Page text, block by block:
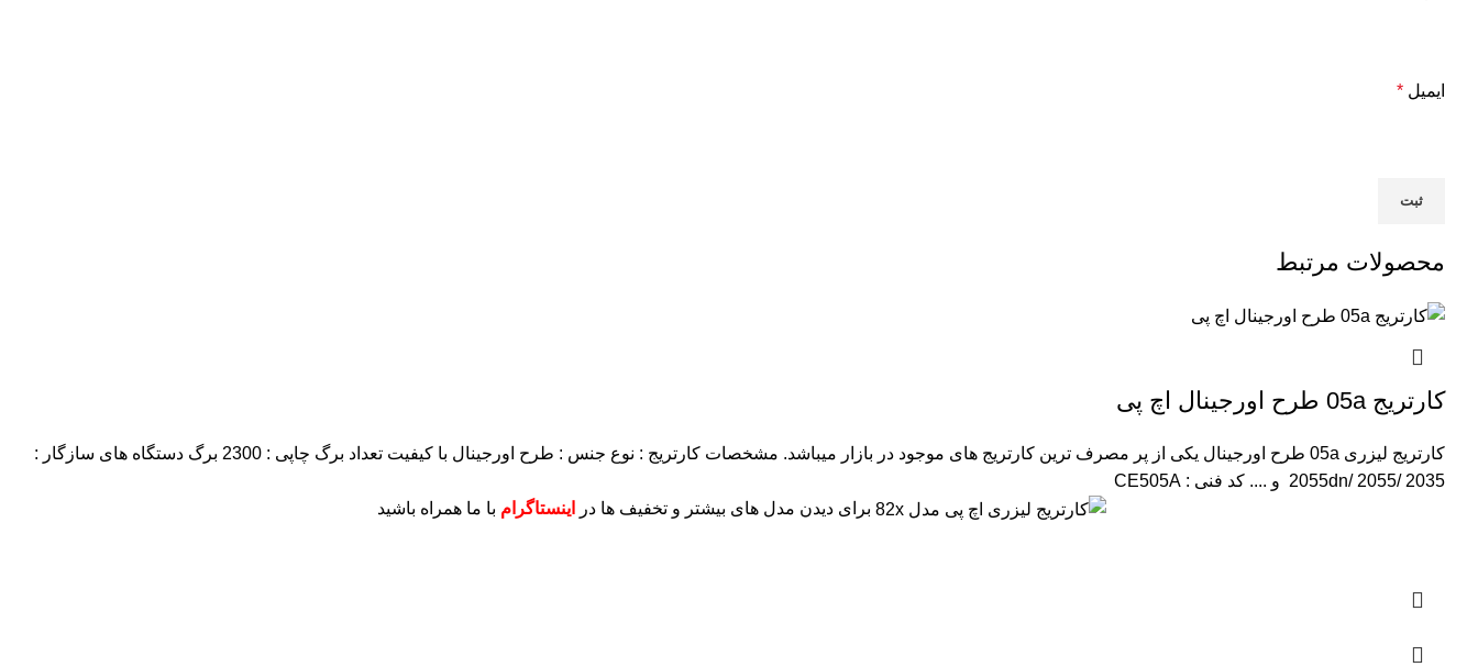
ایمیل *
محصولات مرتبط
کارتریج 05a طرح اورجینال اچ پی
کارتریج لیزری 05a طرح اورجینال یکی از پر مصرف ترین کارتریج های موجود در بازار میباشد. مشخصات کارتریج : نوع جنس : طرح اورجینال با کیفیت تعداد برگ چاپی : 2300 برگ
دستگاه های سازگار :
2055dn/ 2055/ 2035 و ....
کد فنی : CE505A
برای دیدن مدل های بیشتر و تخفیف ها در
اینستاگرام با ما همراه باشید